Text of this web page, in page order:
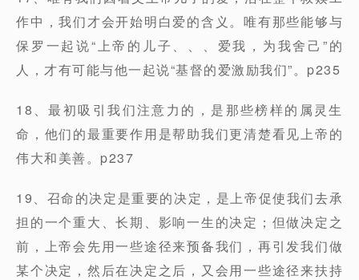
作中，我们才会开始明白爱的含义。唯有那些能够与
保罗一起说“上帝的儿子、、、爱我，为我舍己”的
人，才有可能与他一起说“基督的爱激励我们”。p235
18、最初吸引我们注意力的，是那些榜样的属灵生
命，他们的最重要作用是帮助我们更清楚看见上帝的
伟大和美善。p237
19、召命的决定是重要的决定，是上帝促使我们去承
担的一个重大、长期、影响一生的决定；但做决定之
前，上帝会先用一些途径来预备我们，再引发我们做
某个决定，然后在决定之后，又会用一些途径来扶持